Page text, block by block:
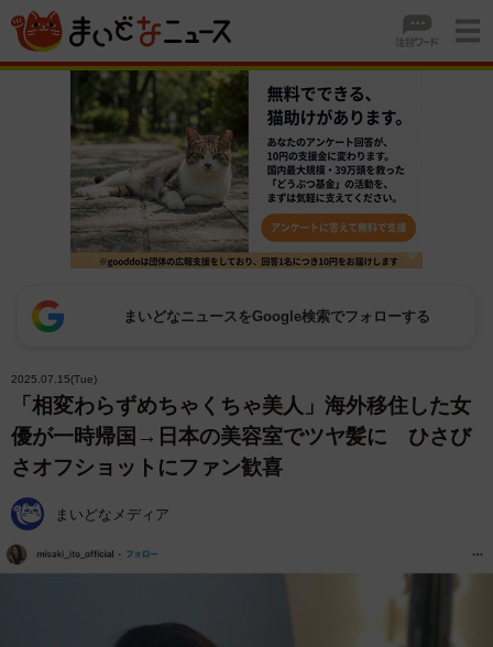
まいどなニュースをGoogle検索でフォローする
2025.07.15(Tue)
「相変わらずめちゃくちゃ美人」海外移住した女
優が一時帰国→日本の美容室でツヤ髪に ひさび
さオフショットにファン歓喜
まいどなメディア